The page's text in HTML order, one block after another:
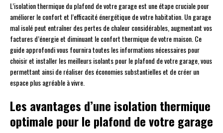
L’isolation thermique du plafond de votre garage est une étape cruciale pour
améliorer le confort et l’efficacité énergétique de votre habitation. Un garage
mal isolé peut entraîner des pertes de chaleur considérables, augmentant vos
factures d’énergie et diminuant le confort thermique de votre maison. Ce
guide approfondi vous fournira toutes les informations nécessaires pour
choisir et installer les meilleurs isolants pour le plafond de votre garage, vous
permettant ainsi de réaliser des économies substantielles et de créer un
espace plus agréable à vivre.
Les avantages d’une isolation thermique
optimale pour le plafond de votre garage